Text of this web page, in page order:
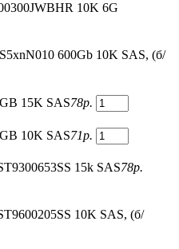
10K 6G
600Gb 10K SAS, (б/
15K SAS78р.
10K SAS71р.
15k SAS78р.
10K SAS, (б/